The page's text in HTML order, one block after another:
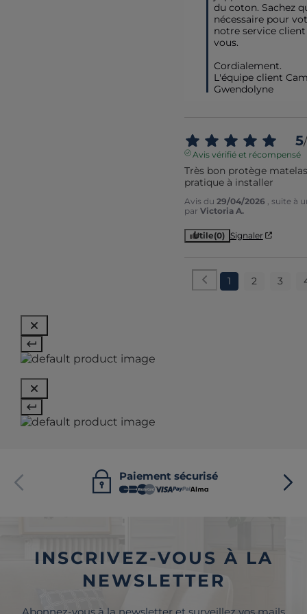
du coton. Sachez
nécessaire pour
notre service
vous.
Cordialement.
L'équipe client
Gwendolyne
5/
Avis vérifié et récompensé
Très bon protège
pratique à installer
Avis du 29/04/2026
, suite à
par Victoria A.
Utile(0) Signaler
1 2 3
Paiement sécurisé
INSCRIVEZ-VOUS À LA
NEWSLETTER